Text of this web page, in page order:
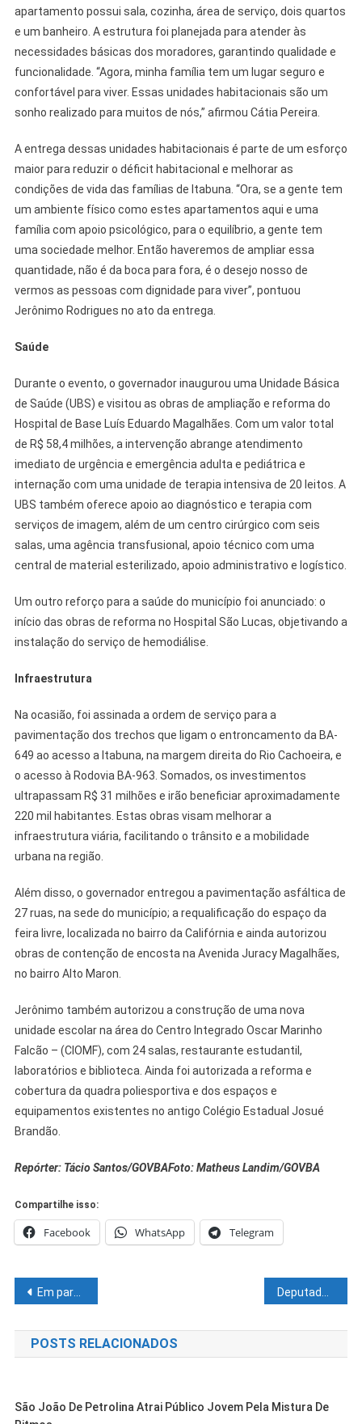
apartamento possui sala, cozinha, área de serviço, dois quartos
e um banheiro. A estrutura foi planejada para atender às
necessidades básicas dos moradores, garantindo qualidade e
funcionalidade. “Agora, minha família tem um lugar seguro e
confortável para viver. Essas unidades habitacionais são um
sonho realizado para muitos de nós,” afirmou Cátia Pereira.
A entrega dessas unidades habitacionais é parte de um esforço
maior para reduzir o déficit habitacional e melhorar as
condições de vida das famílias de Itabuna. “Ora, se a gente tem
um ambiente físico como estes apartamentos aqui e uma
família com apoio psicológico, para o equilíbrio, a gente tem
uma sociedade melhor. Então haveremos de ampliar essa
quantidade, não é da boca para fora, é o desejo nosso de
vermos as pessoas com dignidade para viver”, pontuou
Jerônimo Rodrigues no ato da entrega.
Saúde
Durante o evento, o governador inaugurou uma Unidade Básica
de Saúde (UBS) e visitou as obras de ampliação e reforma do
Hospital de Base Luís Eduardo Magalhães. Com um valor total
de R$ 58,4 milhões, a intervenção abrange atendimento
imediato de urgência e emergência adulta e pediátrica e
internação com uma unidade de terapia intensiva de 20 leitos. A
UBS também oferece apoio ao diagnóstico e terapia com
serviços de imagem, além de um centro cirúrgico com seis
salas, uma agência transfusional, apoio técnico com uma
central de material esterilizado, apoio administrativo e logístico.
Um outro reforço para a saúde do município foi anunciado: o
início das obras de reforma no Hospital São Lucas, objetivando a
instalação do serviço de hemodiálise.
Infraestrutura
Na ocasião, foi assinada a ordem de serviço para a
pavimentação dos trechos que ligam o entroncamento da BA-
649 ao acesso a Itabuna, na margem direita do Rio Cachoeira, e
o acesso à Rodovia BA-963. Somados, os investimentos
ultrapassam R$ 31 milhões e irão beneficiar aproximadamente
220 mil habitantes. Estas obras visam melhorar a
infraestrutura viária, facilitando o trânsito e a mobilidade
urbana na região.
Além disso, o governador entregou a pavimentação asfáltica de
27 ruas, na sede do município; a requalificação do espaço da
feira livre, localizada no bairro da Califórnia e ainda autorizou
obras de contenção de encosta na Avenida Juracy Magalhães,
no bairro Alto Maron.
Jerônimo também autorizou a construção de uma nova
unidade escolar na área do Centro Integrado Oscar Marinho
Falcão – (CIOMF), com 24 salas, restaurante estudantil,
laboratórios e biblioteca. Ainda foi autorizada a reforma e
cobertura da quadra poliesportiva e dos espaços e
equipamentos existentes no antigo Colégio Estadual Josué
Brandão.
Repórter: Tácio Santos/GOVBAFoto: Matheus Landim/GOVBA
Compartilhe isso:
Facebook WhatsApp Telegram
Navegação
de
Post
Em parceria com a Prefeitura, Juazeiro ganha União Juazeirense para fortalecimento do Atletismo Deputado Roberto Carlos participa da inauguração do CRT-BA em Juazeiro
POSTS RELACIONADOS
São João De Petrolina Atrai Público Jovem Pela Mistura De